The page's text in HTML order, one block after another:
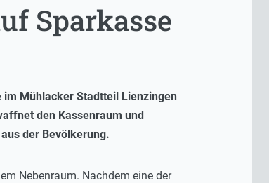
Sparkasse
Mühlacker Stadtteil Lienzingen
den Kassenraum und
der Bevölkerung.
Nebenraum. Nachdem eine der